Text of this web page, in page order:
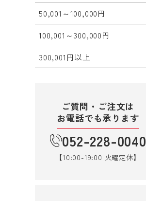
50,001～100,000円
100,001～300,000円
300,001円以上
ご質問・ご注文は
お電話でも承ります
052-228-0040
【10:00-19:00 火曜定休】